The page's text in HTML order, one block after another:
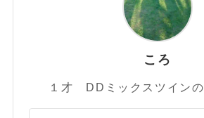
ころ
１才 DDミックスツインの